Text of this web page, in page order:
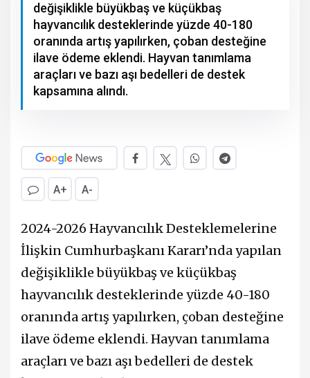
değişiklikle büyükbaş ve küçükbaş
hayvancılık desteklerinde yüzde 40-180
oranında artış yapılırken, çoban desteğine
ilave ödeme eklendi. Hayvan tanımlama
araçları ve bazı aşı bedelleri de destek
kapsamına alındı.
A+ A-
2024-2026 Hayvancılık Desteklemelerine
İlişkin Cumhurbaşkanı Kararı’nda yapılan
değişiklikle büyükbaş ve küçükbaş
hayvancılık desteklerinde yüzde 40-180
oranında artış yapılırken, çoban desteğine
ilave ödeme eklendi. Hayvan tanımlama
araçları ve bazı aşı bedelleri de destek